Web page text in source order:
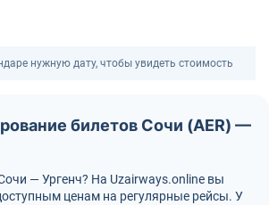
нужную дату, чтобы увидеть стоимость
билетов Сочи (AER) —
— Ургенч? На Uzairways.online вы
ценам на регулярные рейсы. У